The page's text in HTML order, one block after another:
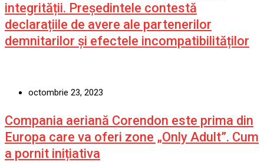
integrității. Președintele contestă
declarațiile de avere ale partenerilor
demnitarilor și efectele incompatibilităților
octombrie 23, 2023
Compania aeriană Corendon este prima din
Europa care va oferi zone „Only Adult”. Cum
a pornit inițiativa